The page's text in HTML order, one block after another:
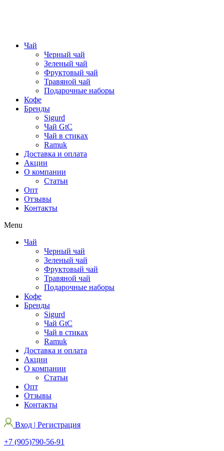
Чай
Черный чай
Зеленый чай
Фруктовый чай
Травяной чай
Подарочные наборы
Кофе
Бренды
Sigurd
Чай GtC
Чай в стиках
Ramuk
Доставка и оплата
Акции
О компании
Статьи
Опт
Отзывы
Контакты
Menu
Чай
Черный чай
Зеленый чай
Фруктовый чай
Травяной чай
Подарочные наборы
Кофе
Бренды
Sigurd
Чай GtC
Чай в стиках
Ramuk
Доставка и оплата
Акции
О компании
Статьи
Опт
Отзывы
Контакты
Вход | Регистрация
+7 (905)790-56-91